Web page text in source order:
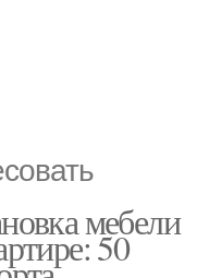
мебели
50